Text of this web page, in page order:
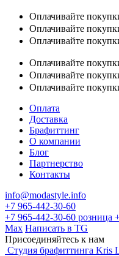
Оплачивайте
Оплачивайте
Оплачивайте
Оплачивайте
Оплачивайте
Оплачивайте
Оплата
Доставка
Брафиттинг
О компании
Блог
Партнерство
Контакты
info@modastyle.info
+7 965-442-30-60
+7 965-442-30-60 розница
Max Написать в TG
Присоединяйтесь к нам
Студия брафиттинга Kris